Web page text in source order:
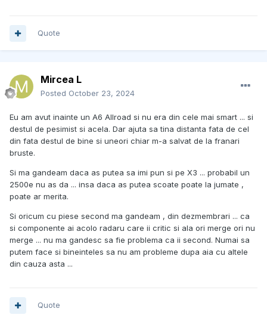
Quote
Mircea L
Posted October 23, 2024
Eu am avut inainte un A6 Allroad si nu era din cele mai smart ... si
destul de pesimist si acela. Dar ajuta sa tina distanta fata de cel
din fata destul de bine si uneori chiar m-a salvat de la franari
bruste.
Si ma gandeam daca as putea sa imi pun si pe X3 ... probabil un
2500e nu as da ... insa daca as putea scoate poate la jumate ,
poate ar merita.
Si oricum cu piese second ma gandeam , din dezmembrari ... ca
si componente ai acolo radaru care ii critic si ala ori merge ori nu
merge ... nu ma gandesc sa fie problema ca ii second. Numai sa
putem face si bineinteles sa nu am probleme dupa aia cu altele
din cauza asta ...
Quote